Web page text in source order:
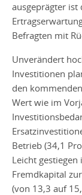
ausgeprägter ist
Befragten mit
Unverändert
Investitionen
den
Wert wie im
Betrieb (34,1
Leicht
Fremdkapital
(von 13,3 auf